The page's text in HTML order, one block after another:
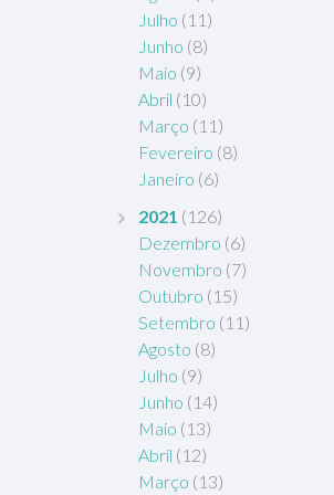
Julho (11)
Junho (8)
Maio (9)
Abril (10)
Março (11)
Fevereiro (8)
Janeiro (6)
2021 (126)
Dezembro (6)
Novembro (7)
Outubro (15)
Setembro (11)
Agosto (8)
Julho (9)
Junho (14)
Maio (13)
Abril (12)
Março (13)